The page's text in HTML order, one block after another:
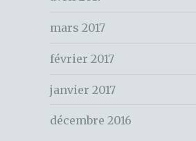
mars 2017
février 2017
janvier 2017
décembre 2016